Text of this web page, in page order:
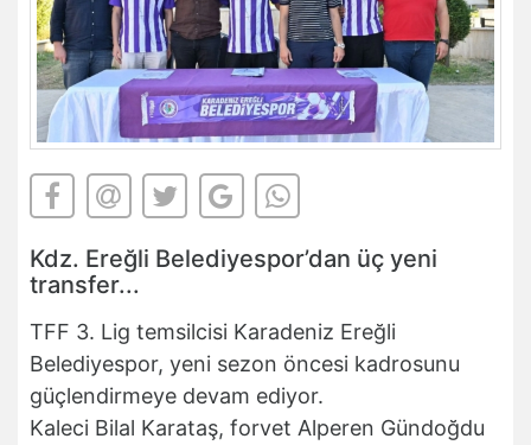
Kdz. Ereğli Belediyespor’dan üç yeni
transfer...
TFF 3. Lig temsilcisi Karadeniz Ereğli
Belediyespor, yeni sezon öncesi kadrosunu
güçlendirmeye devam ediyor.
Kaleci Bilal Karataş, forvet Alperen Gündoğdu